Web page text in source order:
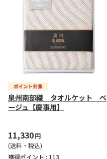
泉州南部織 タオルケット ベ
ージュ【慶事用】
11,330円
(送料・税込)
獲得ポイント : 113